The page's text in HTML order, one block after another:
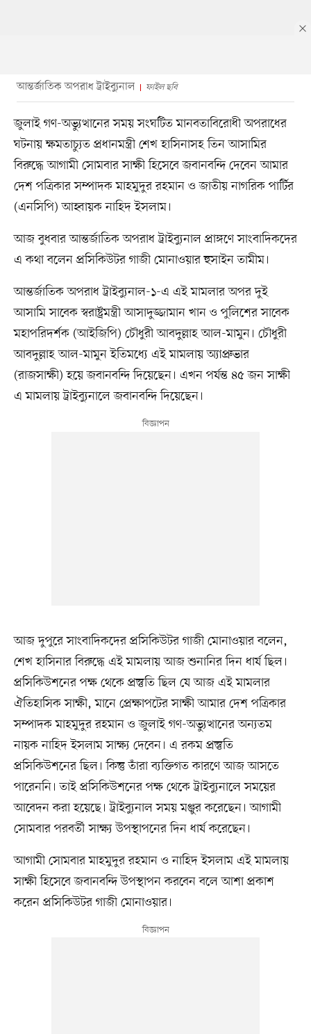
আন্তর্জাতিক অপরাধ ট্রাইব্যুনাল ফাইল ছবি
জুলাই গণ-অভ্যুত্থানের সময় সংঘটিত মানবতাবিরোধী অপরাধের
ঘটনায় ক্ষমতাচ্যুত প্রধানমন্ত্রী শেখ হাসিনাসহ তিন আসামির
বিরুদ্ধে আগামী সোমবার সাক্ষী হিসেবে জবানবন্দি দেবেন আমার
দেশ পত্রিকার সম্পাদক মাহমুদুর রহমান ও জাতীয় নাগরিক পার্টির
(এনসিপি) আহ্বায়ক নাহিদ ইসলাম।
আজ বুধবার আন্তর্জাতিক অপরাধ ট্রাইব্যুনাল প্রাঙ্গণে সাংবাদিকদের
এ কথা বলেন প্রসিকিউটর গাজী মোনাওয়ার হুসাইন তামীম।
আন্তর্জাতিক অপরাধ ট্রাইব্যুনাল-১-এ এই মামলার অপর দুই
আসামি সাবেক স্বরাষ্ট্রমন্ত্রী আসাদুজ্জামান খান ও পুলিশের সাবেক
মহাপরিদর্শক (আইজিপি) চৌধুরী আবদুল্লাহ আল-মামুন। চৌধুরী
আবদুল্লাহ আল-মামুন ইতিমধ্যে এই মামলায় অ্যাপ্রুভার
(রাজসাক্ষী) হয়ে জবানবন্দি দিয়েছেন। এখন পর্যন্ত ৪৫ জন সাক্ষী
এ মামলায় ট্রাইব্যুনালে জবানবন্দি দিয়েছেন।
আজ দুপুরে সাংবাদিকদের প্রসিকিউটর গাজী মোনাওয়ার বলেন,
শেখ হাসিনার বিরুদ্ধে এই মামলায় আজ শুনানির দিন ধার্য ছিল।
প্রসিকিউশনের পক্ষ থেকে প্রস্তুতি ছিল যে আজ এই মামলার
ঐতিহাসিক সাক্ষী, মানে প্রেক্ষাপটের সাক্ষী আমার দেশ পত্রিকার
সম্পাদক মাহমুদুর রহমান ও জুলাই গণ-অভ্যুত্থানের অন্যতম
নায়ক নাহিদ ইসলাম সাক্ষ্য দেবেন। এ রকম প্রস্তুতি
প্রসিকিউশনের ছিল। কিন্তু তাঁরা ব্যক্তিগত কারণে আজ আসতে
পারেননি। তাই প্রসিকিউশনের পক্ষ থেকে ট্রাইব্যুনালে সময়ের
আবেদন করা হয়েছে। ট্রাইব্যুনাল সময় মঞ্জুর করেছেন। আগামী
সোমবার পরবর্তী সাক্ষ্য উপস্থাপনের দিন ধার্য করেছেন।
আগামী সোমবার মাহমুদুর রহমান ও নাহিদ ইসলাম এই মামলায়
সাক্ষী হিসেবে জবানবন্দি উপস্থাপন করবেন বলে আশা প্রকাশ
করেন প্রসিকিউটর গাজী মোনাওয়ার।